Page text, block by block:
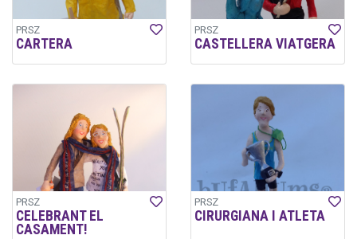
PRSZ
CARTERA
PRSZ
CASTELLERA VIATGERA
PRSZ
CELEBRANT EL
CASAMENT!
PRSZ
CIRURGIANA I ATLETA